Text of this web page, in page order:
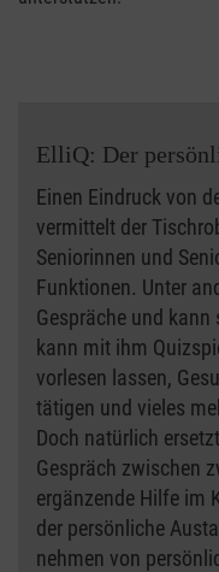
ElliQ: Der
Einen Eindruck von
vermittelt der
Seniorinnen und
Funktionen. Unter
Gespräche und
kann mit ihm
vorlesen lassen,
tätigen und vieles
Doch natürlich
Gespräch zwischen
ergänzende Hilfe im
der persönliche
nehmen von